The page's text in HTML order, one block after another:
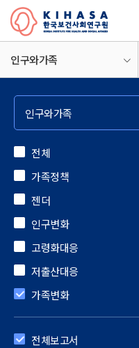
인구와가족
인구와가족
전체
가족정책
젠더
인구변화
고령화대응
저출산대응
가족변화
전체보고서